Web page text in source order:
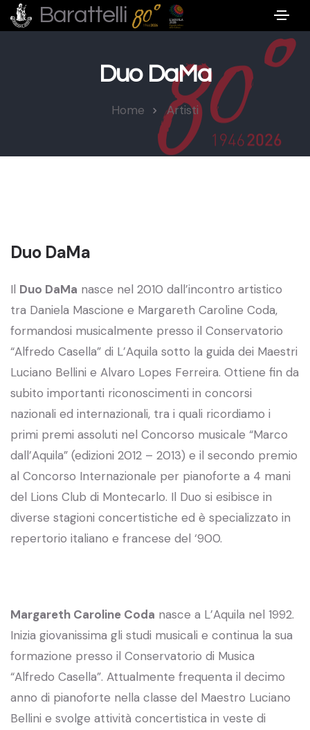
Barattelli
Duo DaMa
Home Artisti
Duo DaMa
Il Duo DaMa nasce nel 2010 dall’incontro artistico
tra Daniela Mascione e Margareth Caroline Coda,
formandosi musicalmente presso il Conservatorio
“Alfredo Casella” di L’Aquila sotto la guida dei Maestri
Luciano Bellini e Alvaro Lopes Ferreira. Ottiene fin da
subito importanti riconoscimenti in concorsi
nazionali ed internazionali, tra i quali ricordiamo i
primi premi assoluti nel Concorso musicale “Marco
dall’Aquila” (edizioni 2012 – 2013) e il secondo premio
al Concorso Internazionale per pianoforte a 4 mani
del Lions Club di Montecarlo. Il Duo si esibisce in
diverse stagioni concertistiche ed è specializzato in
repertorio italiano e francese del ‘900.
Margareth Caroline Coda nasce a L’Aquila nel 1992.
Inizia giovanissima gli studi musicali e continua la sua
formazione presso il Conservatorio di Musica
“Alfredo Casella”. Attualmente frequenta il decimo
anno di pianoforte nella classe del Maestro Luciano
Bellini e svolge attività concertistica in veste di